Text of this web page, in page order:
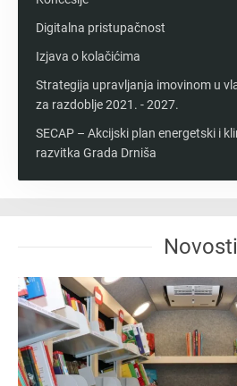
Digitalna pristupačnost
Izjava o kolačićima
Strategija upravljanja imovinom u
za razdoblje 2021. - 2027.
SECAP – Akcijski plan energetski i
razvitka Grada Drniša
Novosti